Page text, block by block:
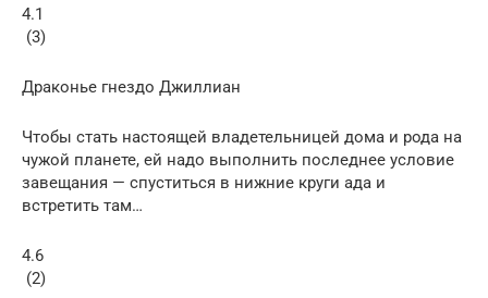
4.1
(3)
Драконье гнездо Джиллиан
Чтобы стать настоящей владетельницей дома и рода на
чужой планете, ей надо выполнить последнее условие
завещания — спуститься в нижние круги ада и
встретить там…
4.6
(2)